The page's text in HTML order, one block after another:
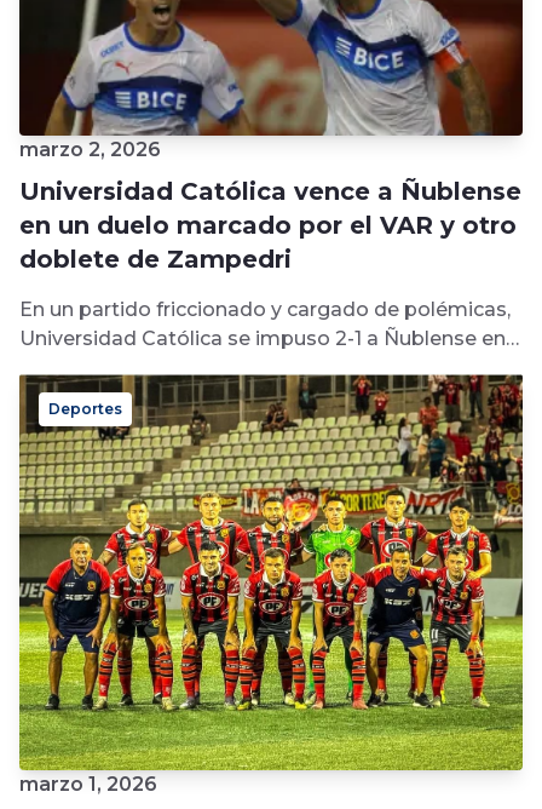
marzo 2, 2026
Universidad Católica vence a Ñublense
en un duelo marcado por el VAR y otro
doblete de Zampedri
En un partido friccionado y cargado de polémicas,
Universidad Católica se impuso 2-1 a Ñublense en
marzo 1, 2026
Deportes